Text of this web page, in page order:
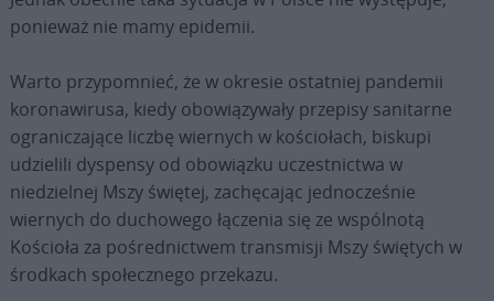
ponieważ nie mamy epidemii.
Warto przypomnieć, że w okresie ostatniej pandemii
koronawirusa, kiedy obowiązywały przepisy sanitarne
ograniczające liczbę wiernych w kościołach, biskupi
udzielili dyspensy od obowiązku uczestnictwa w
niedzielnej Mszy świętej, zachęcając jednocześnie
wiernych do duchowego łączenia się ze wspólnotą
Kościoła za pośrednictwem transmisji Mszy świętych w
środkach społecznego przekazu.